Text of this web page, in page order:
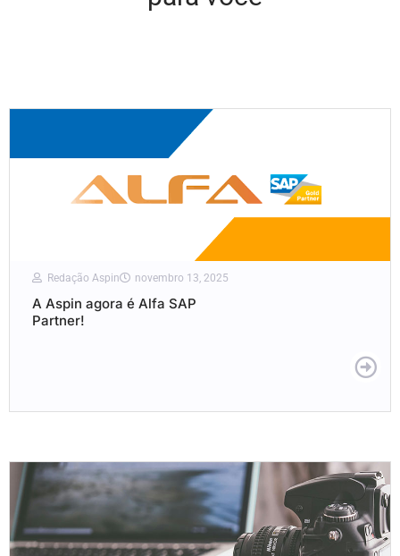
Redação Aspin novembro 13, 2025
A Aspin agora é Alfa SAP
Partner!